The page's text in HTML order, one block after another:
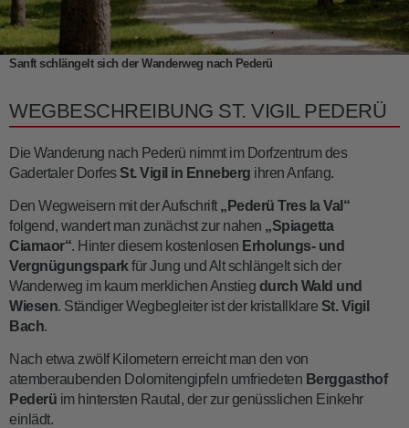
Sanft schlängelt sich der Wanderweg nach Pederü
WEGBESCHREIBUNG ST. VIGIL PEDERÜ
Die Wanderung nach Pederü nimmt im Dorfzentrum des
Gadertaler DorfesSt. Vigil in Enneberg ihren Anfang.
Den Wegweisern mit der Aufschrift „Pederü Tres la Val“
folgend, wandert man zunächst zur nahen „Spiagetta
Ciamaor“. Hinter diesem kostenlosen Erholungs- und
Vergnügungsparkfür Jung und Alt schlängelt sich der
Wanderweg im kaum merklichen Anstieg durch Wald und
Wiesen. Ständiger Wegbegleiter ist der kristallklare St. Vigil
Bach.
Nach etwa zwölf Kilometern erreicht man den von
atemberaubenden Dolomitengipfeln umfriedeten Berggasthof
Pederü im hintersten Rautal, der zur genüsslichen Einkehr
einlädt.